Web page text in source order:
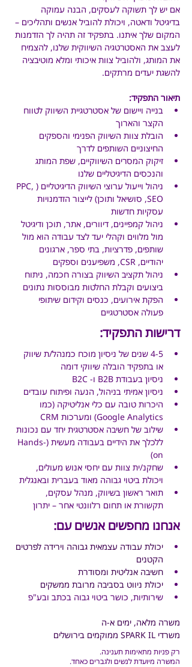
אם יש לך תשוקה לעסקים, הבנה עמוקה
בדיגיטל ודאטה, ויכולת להוביל אנשים ותהליכים –
המקום שלך איתנו. בתפקיד זה תהיה לך הזדמנות
לעצב את האסטרטגיה השיווקית שלנו, להצמיח
את המותג, ולהוביל צוות איכותי ומלא מוטיבציה
להשגת יעדים מרתקים.
תיאור התפקיד:
בנייה ויישום של אסטרטגיית השיווק לטווח
הקצר והארוך
הובלת צוות השיווק הפנימי והספקים
החיצוניים השותפים לדרך
זיקוק המסרים השיווקיים, שפת המותג
והנכסים הדיגיטליים שלנו
ניהול וייעול ערוצי השיווק הדיגיטליים (PPC,
SEO, סושיאל ותוכן) לייצור הזדמנויות
עסקיות חדשות
ניהול קמפיינים, דיוורים, אתר, תוכן ודיגיטל
מול מלווים וקהלי יעד לצד עבודה הוא מול
שותפים, פדרציות, בתי ספר, ארגונים
יהודיים, CSR, משפיענים וספקים
ניהול תקציב השיווק בצורה חכמה, ניתוח
ביצועים וקבלת החלטות מבוססות נתונים
הפקת אירועים, כנסים וקידום שיתופי
פעולה אסטרטגיים
דרישות התפקיד:
4-5 שנים של ניסיון מוכח כמנהל/ת שיווק
או בתפקיד הובלה שיווקי דומה
ניסיון בעבודת B2B ו- B2C
ניסיון אמיתי בניהול, הנעה ופיתוח עובדים
היכרות טובה עם כלי אנליטיקה (כמו
Google Analytics) ומערכות CRM
שילוב של חשיבה אסטרטגית יחד עם נכונות
ללכלך את הידיים בעבודה מעשית (Hands-
on)
שחקנ/ית צוות עם יחסי אנוש מעולים,
ויכולת ביטוי גבוהה מאוד בעברית ובאנגלית
תואר ראשון בשיווק, מנהל עסקים,
תקשורת או תחום רלוונטי אחר – יתרון
אנחנו מחפשים אנשים עם:
יכולת עבודה עצמאית גבוהה וירידה לפרטים
הקטנים
חשיבה אנליטית ומסודרת
יכולת ניווט בסביבה מרובת ממשקים
שירותיות, כושר ביטוי גבוה בכתב ובע"פ
משרה מלאה, ימים א-ה
משרדי SPARK IL ממוקמים בירושלים
רק פניות מתאימות תענינה.
המשרה מיועדת לנשים ולגברים כאחד.